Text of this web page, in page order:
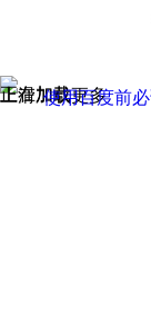
正在加载
上滑加载更多
使用百度前